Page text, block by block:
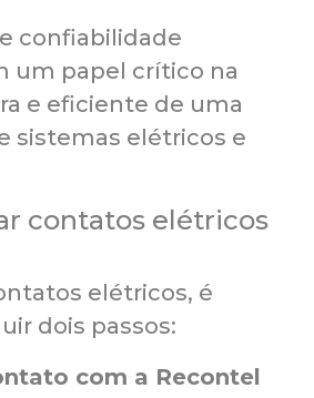
confiabilidade
um papel crítico na
e eficiente de uma
sistemas elétricos e
contatos elétricos
elétricos, é
dois passos:
com a Recontel